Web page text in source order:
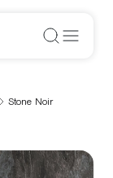
Stone Noir